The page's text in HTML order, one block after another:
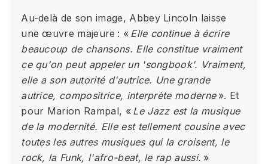
Au-delà de son image, Abbey Lincoln laisse
une œuvre majeure : « Elle continue à écrire
beaucoup de chansons. Elle constitue vraiment
ce qu'on peut appeler un 'songbook'. Vraiment,
elle a son autorité d'autrice. Une grande
autrice, compositrice, interprète moderne». Et
pour Marion Rampal, « Le Jazz est la musique
de la modernité. Elle est tellement cousine avec
toutes les autres musiques qui la croisent, le
rock, la Funk, l'afro-beat, le rap aussi. »